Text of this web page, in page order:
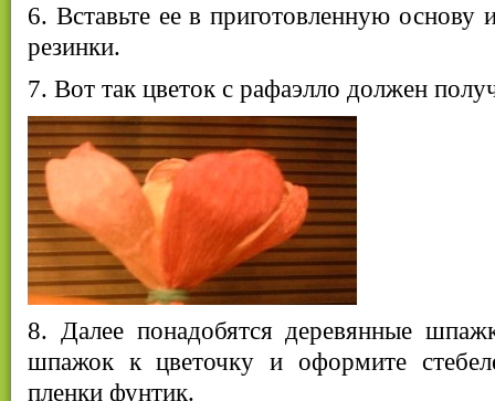
6. Вставьте ее в приготовленную
резинки.
7. Вот так цветок с рафаэлло должен
8. Далее понадобятся деревянные
шпажок к цветочку и оформите
пленки фунтик.